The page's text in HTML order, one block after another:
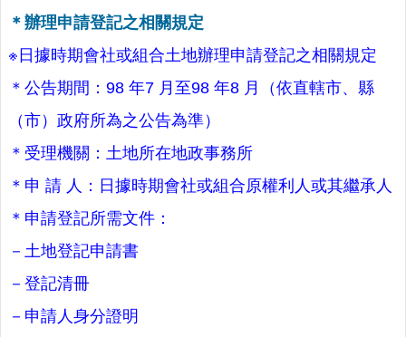
＊辦理申請登記之相關規定
※日據時期會社或組合土地辦理申請登記之相關規定
＊公告期間：98 年7 月至98 年8 月（依直轄市、縣
（市）政府所為之公告為準）
＊受理機關：土地所在地政事務所
＊申 請 人：日據時期會社或組合原權利人或其繼承人
＊申請登記所需文件：
－土地登記申請書
－登記清冊
－申請人身分證明